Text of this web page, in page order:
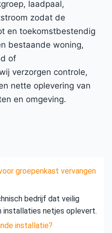
laadpaal,
zodat de
en toekomstbestendig
bestaande woning,
of
verzorgen controle,
nette oplevering van
en omgeving.
groepenkast vervangen
bedrijf dat veilig
installaties netjes oplevert.
installatie?